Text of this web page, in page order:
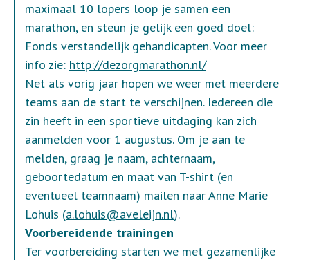
maximaal 10 lopers loop je samen een
marathon, en steun je gelijk een goed doel:
Fonds verstandelijk gehandicapten. Voor meer
info zie: http://dezorgmarathon.nl/
Net als vorig jaar hopen we weer met meerdere
teams aan de start te verschijnen. Iedereen die
zin heeft in een sportieve uitdaging kan zich
aanmelden voor 1 augustus. Om je aan te
melden, graag je naam, achternaam,
geboortedatum en maat van T-shirt (en
eventueel teamnaam) mailen naar Anne Marie
Lohuis (a.lohuis@aveleijn.nl).
Voorbereidende trainingen
Ter voorbereiding starten we met gezamenlijke